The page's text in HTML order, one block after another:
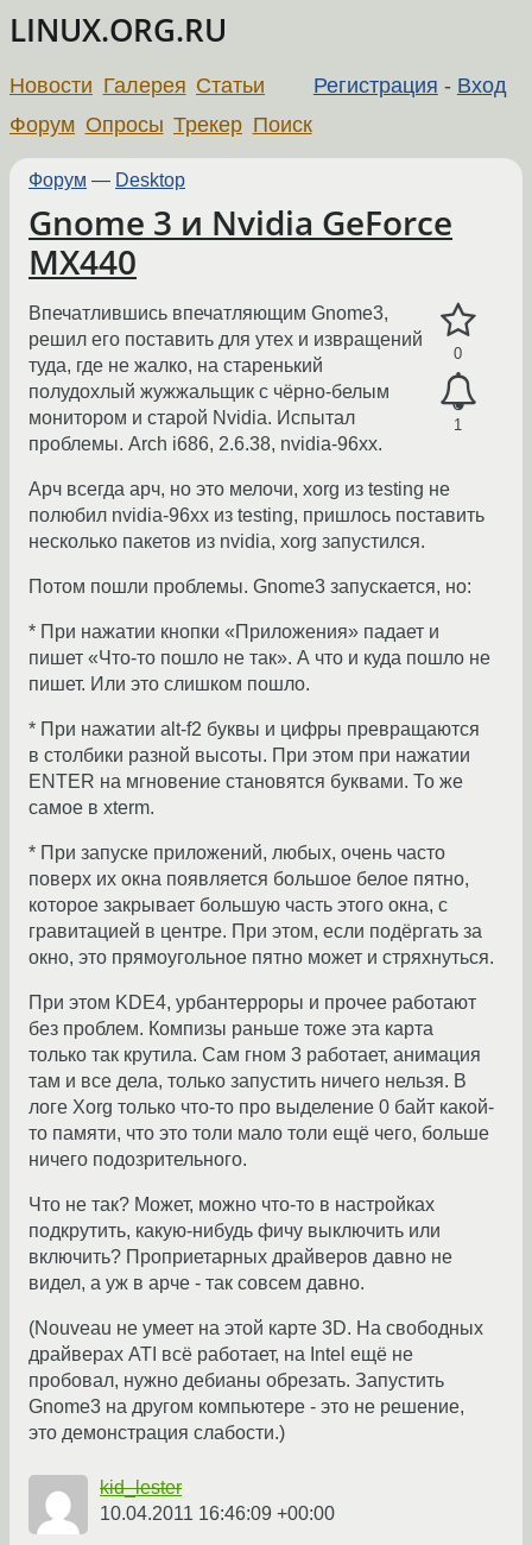
LINUX.ORG.RU
Регистрация - Вход
Новости Галерея Статьи
Форум Опросы Трекер Поиск
Форум — Desktop
Gnome 3 и Nvidia GeForce
MX440
0
1
Впечатлившись впечатляющим Gnome3,
решил его поставить для утех и извращений
туда, где не жалко, на старенький
полудохлый жужжальщик с чёрно-белым
монитором и старой Nvidia. Испытал
проблемы. Arch i686, 2.6.38, nvidia-96xx.
Арч всегда арч, но это мелочи, xorg из testing не
полюбил nvidia-96xx из testing, пришлось поставить
несколько пакетов из nvidia, xorg запустился.
Потом пошли проблемы. Gnome3 запускается, но:
* При нажатии кнопки «Приложения» падает и
пишет «Что-то пошло не так». А что и куда пошло не
пишет. Или это слишком пошло.
* При нажатии alt-f2 буквы и цифры превращаются
в столбики разной высоты. При этом при нажатии
ENTER на мгновение становятся буквами. То же
самое в xterm.
* При запуске приложений, любых, очень часто
поверх их окна появляется большое белое пятно,
которое закрывает большую часть этого окна, с
гравитацией в центре. При этом, если подёргать за
окно, это прямоугольное пятно может и стряхнуться.
При этом KDE4, урбантерроры и прочее работают
без проблем. Компизы раньше тоже эта карта
только так крутила. Сам гном 3 работает, анимация
там и все дела, только запустить ничего нельзя. В
логе Xorg только что-то про выделение 0 байт какой-
то памяти, что это толи мало толи ещё чего, больше
ничего подозрительного.
Что не так? Может, можно что-то в настройках
подкрутить, какую-нибудь фичу выключить или
включить? Проприетарных драйверов давно не
видел, а уж в арче - так совсем давно.
(Nouveau не умеет на этой карте 3D. На свободных
драйверах ATI всё работает, на Intel ещё не
пробовал, нужно дебианы обрезать. Запустить
Gnome3 на другом компьютере - это не решение,
это демонстрация слабости.)
kid_lester
10.04.2011 16:46:09 +00:00